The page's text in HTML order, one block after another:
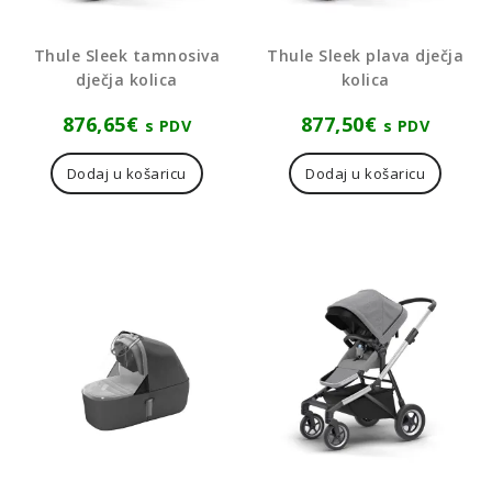
Thule Sleek tamnosiva
dječja kolica
876,65€ s PDV
Dodaj u košaricu
Thule Sleek plava dječja
kolica
877,50€ s PDV
Dodaj u košaricu